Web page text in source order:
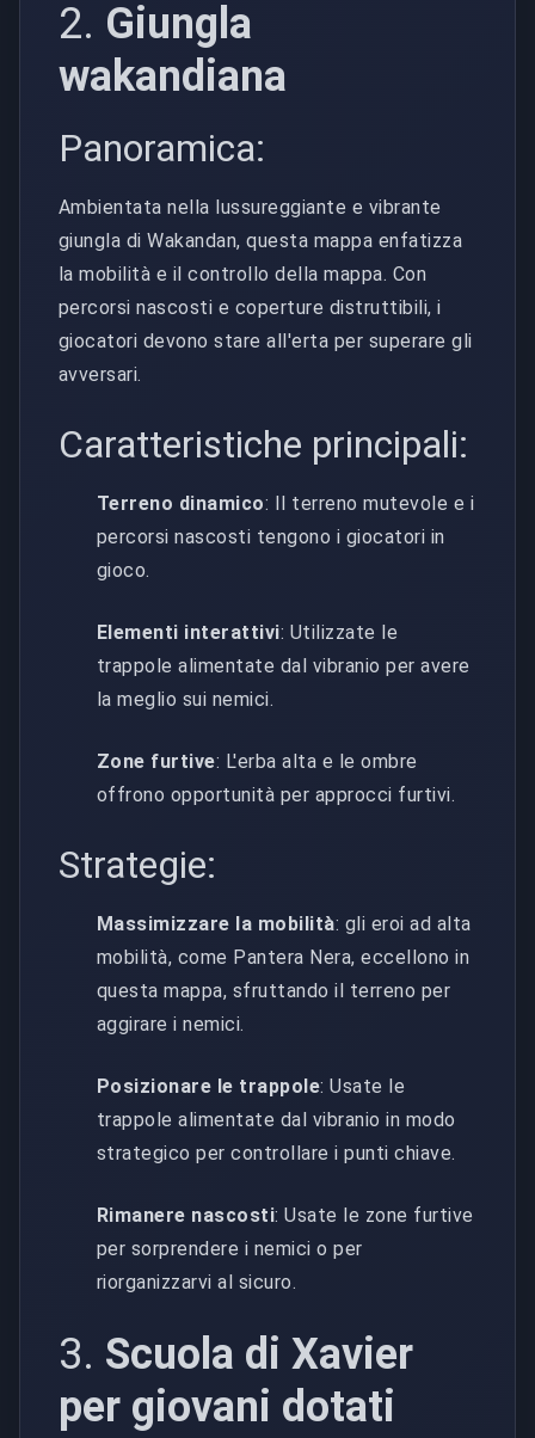
2. Giungla
wakandiana
Panoramica:
Ambientata nella lussureggiante e vibrante
giungla di Wakandan, questa mappa enfatizza
la mobilità e il controllo della mappa. Con
percorsi nascosti e coperture distruttibili, i
giocatori devono stare all'erta per superare gli
avversari.
Caratteristiche principali:
Terreno dinamico: Il terreno mutevole e i
percorsi nascosti tengono i giocatori in
gioco.
Elementi interattivi: Utilizzate le
trappole alimentate dal vibranio per avere
la meglio sui nemici.
Zone furtive: L'erba alta e le ombre
offrono opportunità per approcci furtivi.
Strategie:
Massimizzare la mobilità: gli eroi ad alta
mobilità, come Pantera Nera, eccellono in
questa mappa, sfruttando il terreno per
aggirare i nemici.
Posizionare le trappole: Usate le
trappole alimentate dal vibranio in modo
strategico per controllare i punti chiave.
Rimanere nascosti: Usate le zone furtive
per sorprendere i nemici o per
riorganizzarvi al sicuro.
3. Scuola di Xavier
per giovani dotati